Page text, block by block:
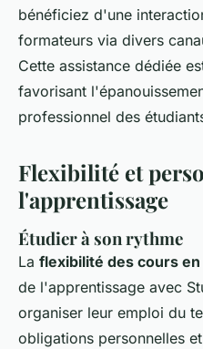
bénéficiez d'une
formateurs via divers
Cette assistance dédiée
favorisant
professionnel des
Flexibilité et
l'apprentissage
Étudier à son rythme
La flexibilité des cours en
de l'apprentissage avec
organiser leur emploi du
obligations personnelles